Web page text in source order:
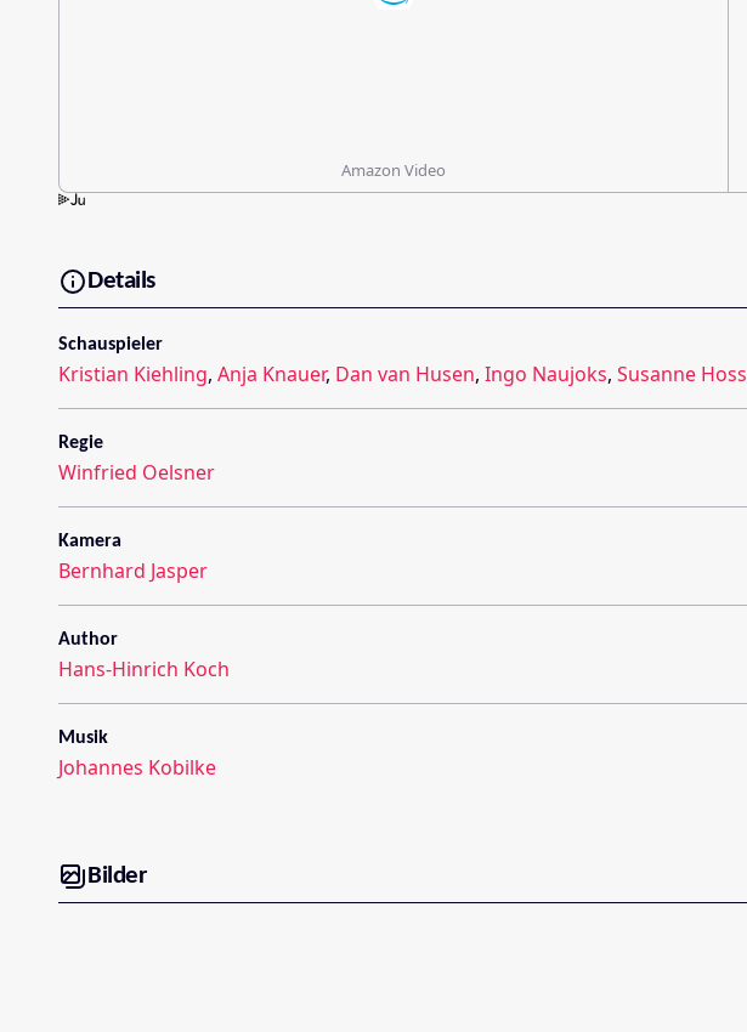
Amazon Video
Details
Schauspieler
Kristian Kiehling, Anja Knauer, Dan van Husen, Ingo Naujoks, Susanne Hoss
Regie
Winfried Oelsner
Kamera
Bernhard Jasper
Author
Hans-Hinrich Koch
Musik
Johannes Kobilke
Bilder